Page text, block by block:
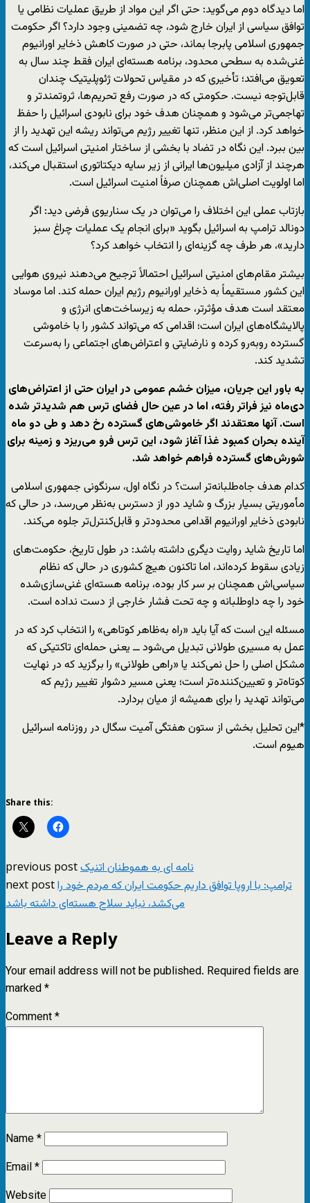
اما دیدگاه دوم می‌گوید: حتی اگر این مواد از طریق عملیات نظامی یا
توافق سیاسی از ایران خارج شود، چه تضمینی وجود دارد؟ اگر حکومت
جمهوری اسلامی پابرجا بماند، حتی در صورت کاهش ذخایر اورانیوم
غنی‌شده به سطحی محدود، برنامه هسته‌ای ایران فقط چند سال به
تعویق می‌افتد؛ تأخیری که در مقیاس تحولات ژئوپلیتیک چندان
قابل‌توجه نیست. حکومتی که در صورت رفع تحریم‌ها، ثروتمندتر و
تهاجمی‌تر می‌شود و همچنان هدف خود برای نابودی اسرائیل را حفظ
خواهد کرد. از این منظر، تنها تغییر رژیم می‌تواند ریشه این تهدید را از
بین ببرد. این نگاه در تضاد با بخشی از ساختار امنیتی اسرائیل است که
هرچند از آزادی میلیون‌ها ایرانی از زیر سایه دیکتاتوری استقبال می‌کند،
اما اولویت اصلی‌اش همچنان صرفاً امنیت اسرائیل است.
بازتاب عملی این اختلاف را می‌توان در یک سناریوی فرضی دید: اگر
دونالد ترامپ به اسرائیل بگوید «برای انجام یک عملیات چراغ سبز
دارید»، هر طرف چه گزینه‌ای را انتخاب خواهد کرد؟
بیشتر مقام‌های امنیتی اسرائیل احتمالاً ترجیح می‌دهند نیروی هوایی
این کشور مستقیماً به ذخایر اورانیوم رژیم ایران حمله کند. اما موساد
معتقد است هدف مؤثرتر، حمله به زیرساخت‌های انرژی و
پالایشگاه‌های ایران است؛ اقدامی که می‌تواند کشور را با خاموشی
گسترده روبه‌رو کرده و نارضایتی و اعتراض‌های اجتماعی را به‌سرعت
تشدید کند.
به باور این جریان، میزان خشم عمومی در ایران حتی از اعتراض‌های
دی‌ماه نیز فراتر رفته، اما در عین حال فضای ترس هم شدیدتر شده
است. آنها معتقدند اگر خاموشی‌های گسترده رخ دهد و طی دو ماه
آینده بحران کمبود غذا آغاز شود، این ترس فرو می‌ریزد و زمینه برای
شورش‌های گسترده فراهم خواهد شد.
کدام هدف جاه‌طلبانه‌تر است؟ در نگاه اول، سرنگونی جمهوری اسلامی
مأموریتی بسیار بزرگ و شاید دور از دسترس به‌نظر می‌رسد، در حالی که
نابودی ذخایر اورانیوم اقدامی محدودتر و قابل‌کنترل‌تر جلوه می‌کند.
اما تاریخ شاید روایت دیگری داشته باشد: در طول تاریخ، حکومت‌های
زیادی سقوط کرده‌اند، اما تاکنون هیچ کشوری در حالی که نظام
سیاسی‌اش همچنان بر سر کار بوده، برنامه هسته‌ای غنی‌سازی‌شده
خود را چه داوطلبانه و چه تحت فشار خارجی از دست نداده است.
مسئله این است که آیا باید «راه به‌ظاهر کوتاهی» را انتخاب کرد که در
عمل به مسیری طولانی تبدیل می‌شود ــ یعنی حمله‌ای تاکتیکی که
مشکل اصلی را حل نمی‌کند یا «راهی طولانی» را برگزید که در نهایت
کوتاه‌تر و تعیین‌کننده‌تر است؛ یعنی مسیر دشوار تغییر رژیم که
می‌تواند تهدید را برای همیشه از میان بردارد.
*این تحلیل بخشی از ستون هفتگی آمیت سگال در روزنامه اسرائیل
هیوم است.
Share this:
previous postنامه ای به هموطنان اتنیک
next postترامپ: با اروپا توافق داریم حکومت ایران که مردم خود را
می‌کشد، نباید سلاح هسته‌ای داشته باشد
Leave a Reply
Your email address will not be published. Required fields are
marked*
Comment*
Name*
Email*
Website